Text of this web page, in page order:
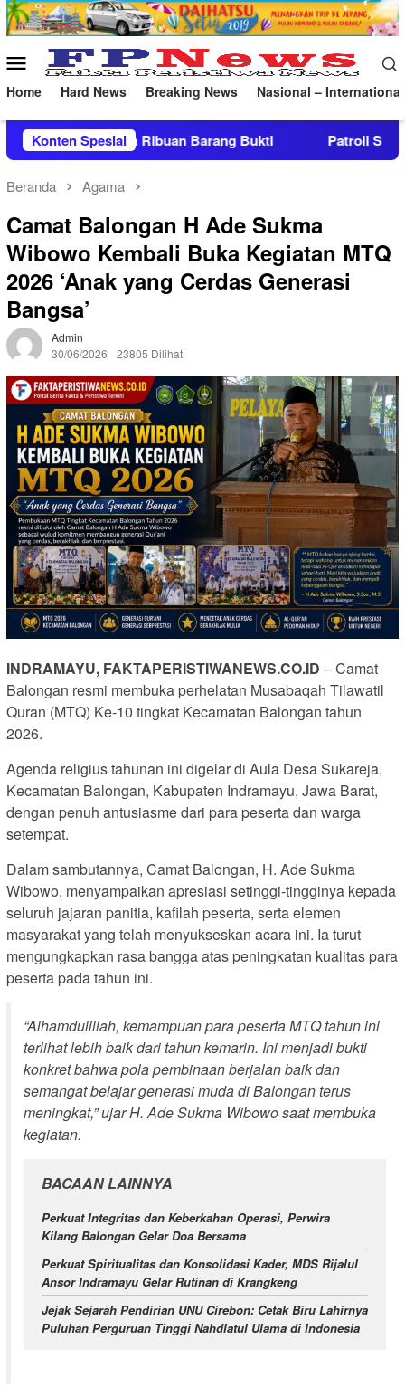
Loncat
ke
Menu
Mobile
Home Hard News Breaking News Nasional – International
Konten Spesial
Bukti Patroli Skala Besar Brimob Jabar Bersama
Beranda Agama
Camat Balongan H Ade Sukma
Wibowo Kembali Buka Kegiatan MTQ
2026 ‘Anak yang Cerdas Generasi
Bangsa’
Admin
30/06/2026
23805 Dilihat
INDRAMAYU, FAKTAPERISTIWANEWS.CO.ID – Camat
Balongan resmi membuka perhelatan Musabaqah Tilawatil
Quran (MTQ) Ke-10 tingkat Kecamatan Balongan tahun
2026.
Agenda religius tahunan ini digelar di Aula Desa Sukareja,
Kecamatan Balongan, Kabupaten Indramayu, Jawa Barat,
dengan penuh antusiasme dari para peserta dan warga
setempat.
Dalam sambutannya, Camat Balongan, H. Ade Sukma
Wibowo, menyampaikan apresiasi setinggi-tingginya kepada
seluruh jajaran panitia, kafilah peserta, serta elemen
masyarakat yang telah menyukseskan acara ini. Ia turut
mengungkapkan rasa bangga atas peningkatan kualitas para
peserta pada tahun ini.
“Alhamdulillah, kemampuan para peserta MTQ tahun ini
terlihat lebih baik dari tahun kemarin. Ini menjadi bukti
konkret bahwa pola pembinaan berjalan baik dan
semangat belajar generasi muda di Balongan terus
meningkat,” ujar H. Ade Sukma Wibowo saat membuka
kegiatan.
BACAAN LAINNYA
Perkuat Integritas dan Keberkahan Operasi, Perwira
Kilang Balongan Gelar Doa Bersama
Perkuat Spiritualitas dan Konsolidasi Kader, MDS Rijalul
Ansor Indramayu Gelar Rutinan di Krangkeng
Jejak Sejarah Pendirian UNU Cirebon: Cetak Biru Lahirnya
Puluhan Perguruan Tinggi Nahdlatul Ulama di Indonesia